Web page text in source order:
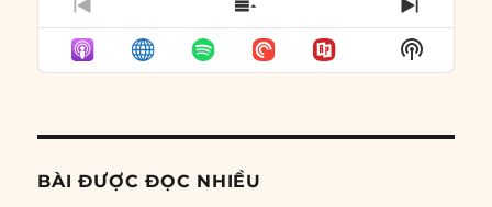
PREVIOUS
EPISODE
SHOW
EPISODES
LIST
NEXT
Show
Podcast
BÀI ĐƯỢC ĐỌC NHIỀU